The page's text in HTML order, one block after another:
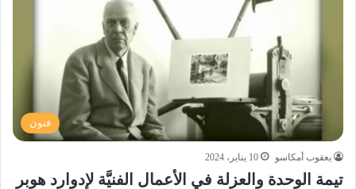
فنون
يعقوب أمكاسو 10 يناير، 2024
تيمة الوحدة والعزلة في الأعمال الفنيَّة لإدوارد هوبر